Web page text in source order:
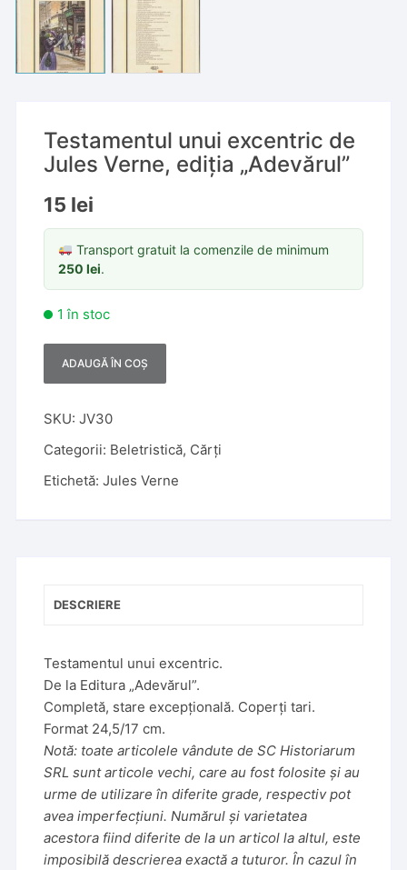
Testamentul unui excentric de
Jules Verne, ediția „Adevărul”
15 lei
Transport gratuit la comenzile de minimum
250lei.
1 în stoc
ADAUGĂ ÎN COȘ
t
n
SKU:JV30
Categorii: Beletristică, Cărți
Etichetă:Jules Verne
DESCRIERE
Testamentul unui excentric.
De la Editura „Adevărul”.
Completă, stare excepțională. Coperți tari.
Format 24,5/17 cm.
Notă: toate articolele vândute de SC Historiarum
SRL sunt articole vechi, care au fost folosite și au
urme de utilizare în diferite grade, respectiv pot
avea imperfecțiuni. Numărul și varietatea
acestora fiind diferite de la un articol la altul, este
imposibilă descrierea exactă a tuturor. În cazul în